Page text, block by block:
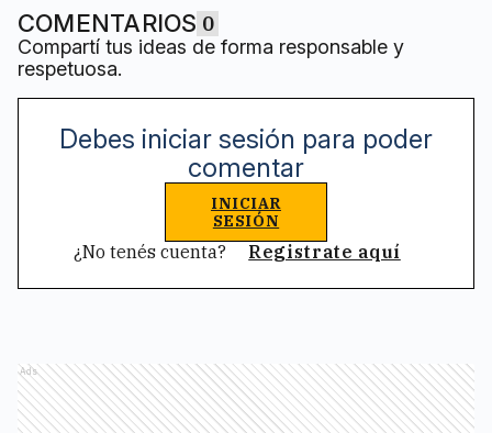
COMENTARIOS 0
Compartí tus ideas de forma responsable y
respetuosa.
Debes iniciar sesión para poder
comentar
INICIAR
SESIÓN
¿No tenés cuenta? Registrate aquí
Ads